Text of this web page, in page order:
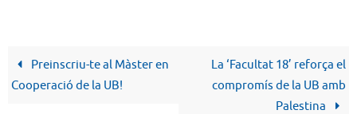
Preinscriu-te al Màster en
Cooperació de la UB!
La ‘Facultat 18’ reforça el
compromís de la UB amb
Palestina